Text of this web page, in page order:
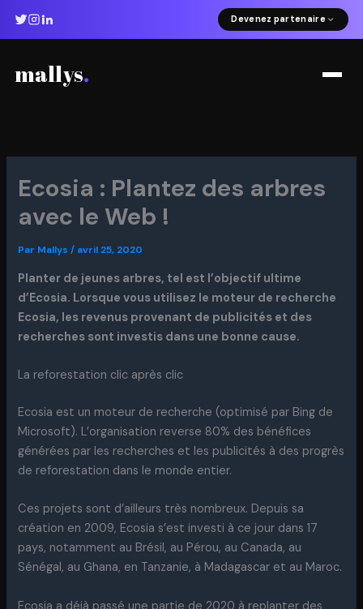
Devenez partenaire
mallys.
Ecosia : Plantez des arbres
avec le Web !
Par Mallys/ avril 25, 2020
Planter de jeunes arbres, tel est l’objectif ultime
d’Ecosia. Lorsque vous utilisez le moteur de recherche
Ecosia, les revenus provenant de publicités et des
recherches sont investis dans une bonne cause.
La reforestation clic après clic
Ecosia est un moteur de recherche (optimisé par Bing de
Microsoft). L’organisation reverse 80% des bénéfices
générées par les recherches et les publicités à des progrès
de reforestation dans le monde entier.
Ces projets sont d’ailleurs très nombreux. Depuis sa
création en 2009, Ecosia s’est investi à ce jour dans 17
pays, notamment au Brésil, au Pérou, au Canada, au
Sénégal, au Ghana, en Tanzanie, à Madagascar et au Maroc.